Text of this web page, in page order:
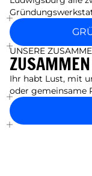
UNSERE
Ihr habt Lust, mit
oder gemeinsame